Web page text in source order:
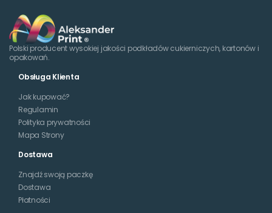
Polski producent wysokiej jakości podkładów cukierniczych, kartonów i
opakowań.
Obsługa Klienta
Jak kupować?
Regulamin
Polityka prywatności
Mapa Strony
Dostawa
Znajdź swoją paczkę
Dostawa
Płatności